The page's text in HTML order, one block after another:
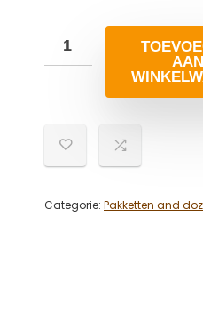
AAN
Categorie: Pakketten and